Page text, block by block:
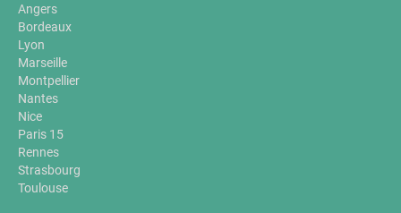
Angers
Bordeaux
Lyon
Marseille
Montpellier
Nantes
Nice
Paris 15
Rennes
Strasbourg
Toulouse